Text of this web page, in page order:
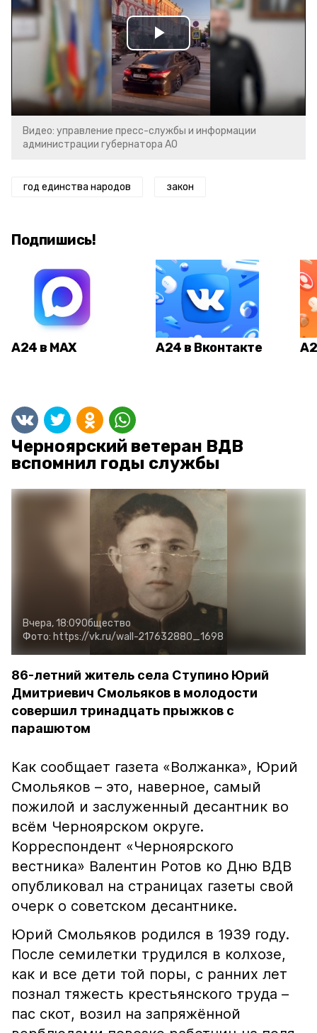
Play
Video
Видео: управление пресс-службы и информации
администрации губернатора АО
год единства народов закон
Подпишись!
А24 в MAX А24 в Вконтакте
Черноярский ветеран ВДВ
вспомнил годы службы
Вчера, 18:09Общество
Фото: https://vk.ru/wall-217632880_1698
86-летний житель села Ступино Юрий
Дмитриевич Смольяков в молодости
совершил тринадцать прыжков с
парашютом
Как сообщает газета «Волжанка», Юрий
Смольяков – это, наверное, самый
пожилой и заслуженный десантник во
всём Черноярском округе.
Корреспондент «Черноярского
вестника» Валентин Ротов ко Дню ВДВ
опубликовал на страницах газеты свой
очерк о советском десантнике.
Юрий Смольяков родился в 1939 году.
После семилетки трудился в колхозе,
как и все дети той поры, с ранних лет
познал тяжесть крестьянского труда –
пас скот, возил на запряжённой